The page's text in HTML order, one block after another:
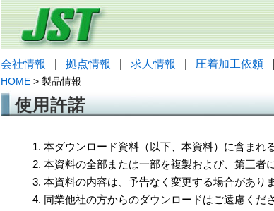
会社情報 拠点情報 求人情報 圧着加工依頼
HOME > 製品情報
使用許諾
1. 本ダウンロード資料（以下、本資料）に含まれ
2. 本資料の全部または一部を複製および、第三者
3. 本資料の内容は、予告なく変更する場合があり
4. 同業他社の方からのダウンロードはご遠慮くださ